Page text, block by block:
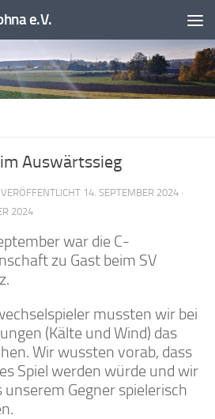
e.V.
Auswärtssieg
VERÖFFENTLICHT 14. SEPTEMBER 2024 ·
2024
war die C-
zu Gast beim SV
mussten wir bei
(Kälte und Wind) das
Wir wussten vorab, dass
Spiel werden würde und wir
Gegner spielerisch